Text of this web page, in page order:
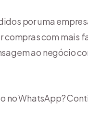
por uma
compras com
ao negócio
no WhatsApp?